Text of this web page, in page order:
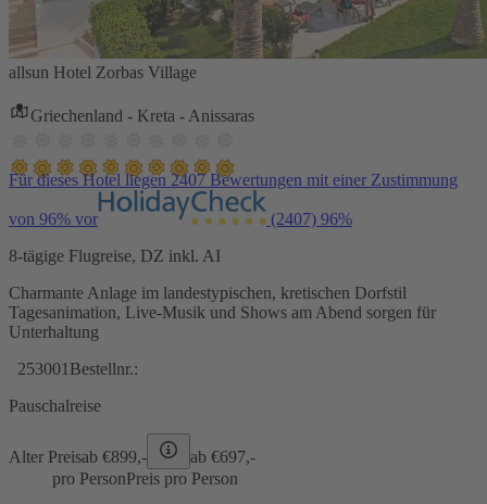
allsun Hotel Zorbas Village
Griechenland - Kreta - Anissaras
Für dieses Hotel liegen 2407 Bewertungen mit einer Zustimmung
von 96% vor (2407) 96%
8-tägige Flugreise, DZ inkl. AI
Charmante Anlage im landestypischen, kretischen Dorfstil
Tagesanimation, Live-Musik und Shows am Abend sorgen für
Unterhaltung
253001 Bestellnr.:
Pauschalreise
Alter Preisab €899,- ab €697,-
pro PersonPreis pro Person